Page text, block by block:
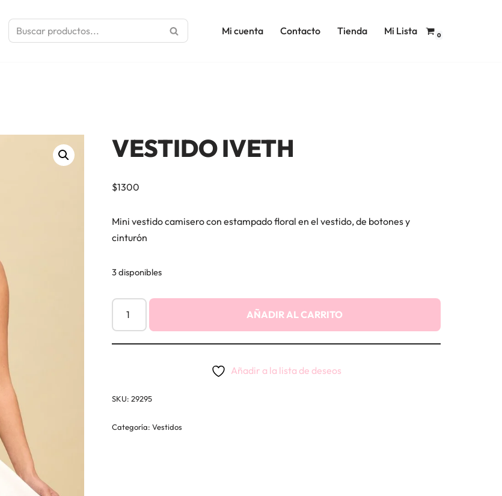
Mi cuenta Contacto Tienda Mi Lista 0
VESTIDO IVETH
$1300
Mini vestido camisero con estampado floral en el vestido, de botones y
cinturón
3 disponibles
AÑADIR AL CARRITO
Añadir a la lista de deseos
SKU: 29295
Categoría: Vestidos